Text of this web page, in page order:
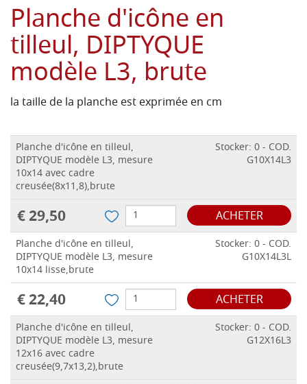
Planche d'icône en
tilleul, DIPTYQUE
modèle L3, brute
la taille de la planche est exprimée en cm
Planche d'icône en tilleul,
DIPTYQUE modèle L3, mesure
10x14 avec cadre
creusée(8x11,8),brute
Stocker: 0 - COD.
G10X14L3
€ 29,50 ACHETER
Planche d'icône en tilleul,
DIPTYQUE modèle L3, mesure
10x14 lisse,brute
Stocker: 0 - COD.
G10X14L3L
€ 22,40 ACHETER
Planche d'icône en tilleul,
DIPTYQUE modèle L3, mesure
12x16 avec cadre
creusée(9,7x13,2),brute
Stocker: 0 - COD.
G12X16L3